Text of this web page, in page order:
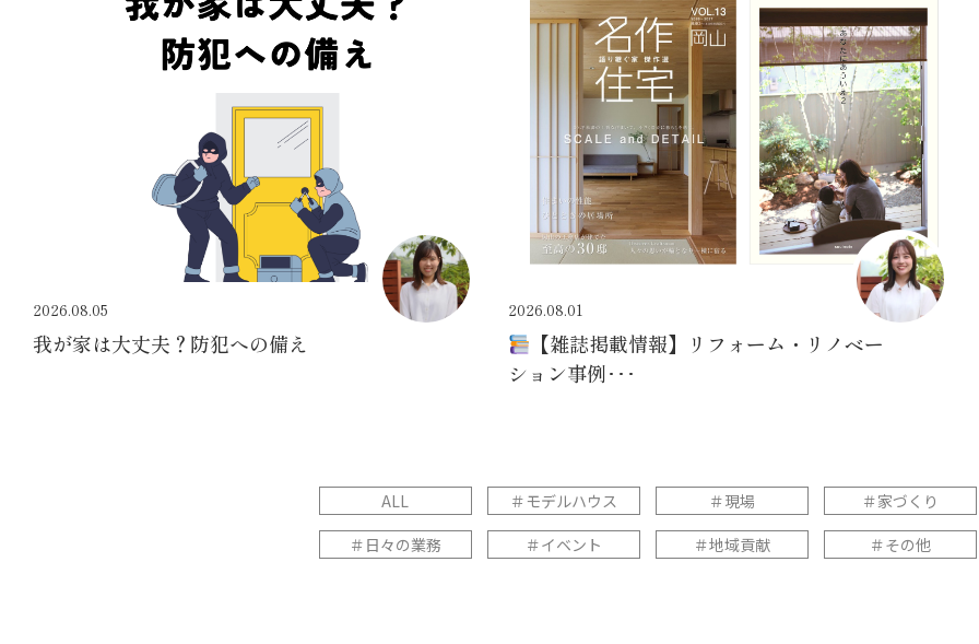
2026.08.05
我が家は大丈夫？防犯への備え
2026.08.01
【雑誌掲載情報】リフォーム・リノベー
ション事例･･･
ALL ＃モデルハウス ＃現場 ＃家づくり
＃日々の業務
＃イベント ＃地域貢献 ＃その他